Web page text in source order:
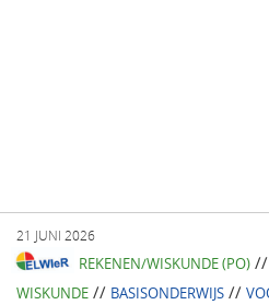
21 JUNI 2026
REKENEN/WISKUNDE (PO) //
WISKUNDE // BASISONDERWIJS //